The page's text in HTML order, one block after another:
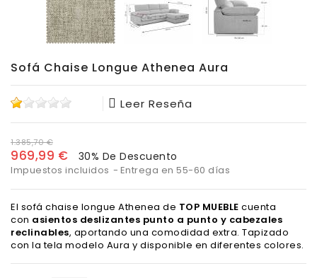
Sofá Chaise Longue Athenea Aura
Leer Reseña
1.385,70 €
969,99 € 30% De Descuento
Impuestos incluidos Entrega en 55-60 días
El sofá chaise longue Athenea de TOP MUEBLE cuenta
con asientos deslizantes punto a punto y cabezales
reclinables, aportando una comodidad extra. Tapizado
con la tela modelo Aura y disponible en diferentes colores.